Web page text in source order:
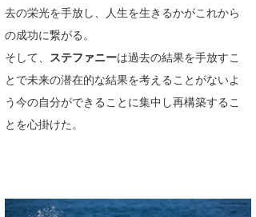
去の栄光を手放し、人生を生きるかがこれから
の成功に繋がる。
そして、 ステファニーは過去の結果を手放すこ
とで未来の潜在的な結果を考えることがないよ
う今の自分ができることに集中し再構築するこ
とを心掛けた。
Yasunari Inoue
Yoshiyuki Obata
arukasvision
DELTA FORCE SURF
Colors MAGAZINE
WAVAL
福島寿実子
中浦“JET”章
嵯峨明日香
進士剛光
NOBUFUKU
波伝説スタッフ
☆加藤
+☆maki☆+
Aichan
G◎Da
波伝説